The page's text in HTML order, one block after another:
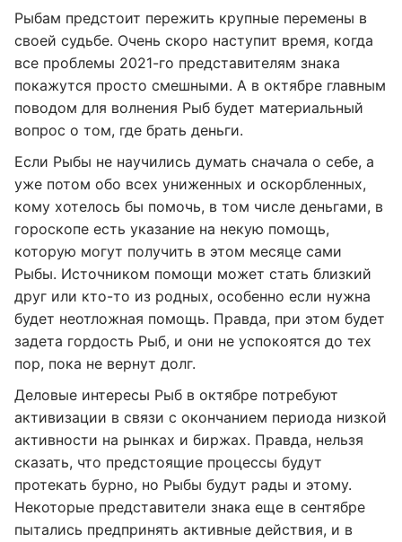
Рыбам предстоит пережить крупные перемены в
своей судьбе. Очень скоро наступит время, когда
все проблемы 2021-го представителям знака
покажутся просто смешными. А в октябре главным
поводом для волнения Рыб будет материальный
вопрос о том, где брать деньги.
Если Рыбы не научились думать сначала о себе, а
уже потом обо всех униженных и оскорбленных,
кому хотелось бы помочь, в том числе деньгами, в
гороскопе есть указание на некую помощь,
которую могут получить в этом месяце сами
Рыбы. Источником помощи может стать близкий
друг или кто-то из родных, особенно если нужна
будет неотложная помощь. Правда, при этом будет
задета гордость Рыб, и они не успокоятся до тех
пор, пока не вернут долг.
Деловые интересы Рыб в октябре потребуют
активизации в связи с окончанием периода низкой
активности на рынках и биржах. Правда, нельзя
сказать, что предстоящие процессы будут
протекать бурно, но Рыбы будут рады и этому.
Некоторые представители знака еще в сентябре
пытались предпринять активные действия, и в